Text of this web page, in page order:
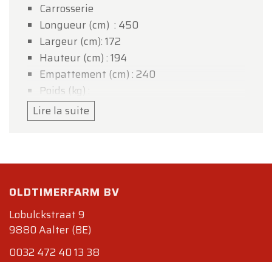
Carrosserie
Longueur (cm) : 450
Largeur (cm): 172
Hauteur (cm) : 194
Empattement (cm) : 240
Poids (kg) :
Mécanique
Moteur : 4 cylindres en ligne 2 litres
Transmission : aux roues arrière
Couple maximum :
Vitesse maximum : 130 km/h
Lire la suite
OLDTIMERFARM BV
Lobulckstraat 9
9880 Aalter (BE)
0032 472 40 13 38